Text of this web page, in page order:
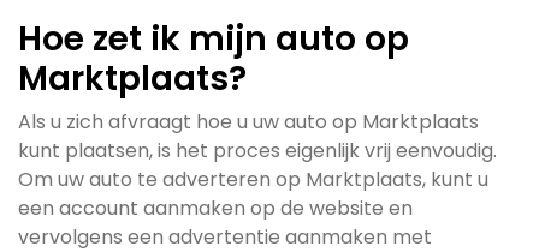
Hoe zet ik mijn auto op
Marktplaats?
Als u zich afvraagt hoe u uw auto op Marktplaats
kunt plaatsen, is het proces eigenlijk vrij eenvoudig.
Om uw auto te adverteren op Marktplaats, kunt u
een account aanmaken op de website en
vervolgens een advertentie aanmaken met